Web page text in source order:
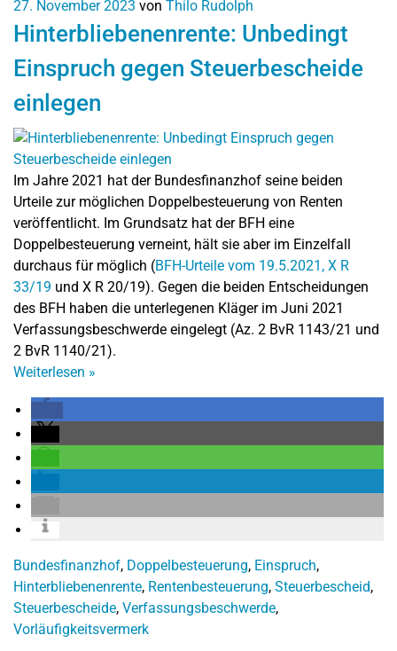
27. November 2023 von Thilo Rudolph
Hinterbliebenenrente: Unbedingt
Einspruch gegen Steuerbescheide
einlegen
Im Jahre 2021 hat der Bundesfinanzhof seine beiden
Urteile zur möglichen Doppelbesteuerung von Renten
veröffentlicht. Im Grundsatz hat der BFH eine
Doppelbesteuerung verneint, hält sie aber im Einzelfall
durchaus für möglich (BFH-Urteile vom 19.5.2021, X R
33/19 und X R 20/19). Gegen die beiden Entscheidungen
des BFH haben die unterlegenen Kläger im Juni 2021
Verfassungsbeschwerde eingelegt (Az. 2 BvR 1143/21 und
2 BvR 1140/21).
Weiterlesen »
Bundesfinanzhof, Doppelbesteuerung, Einspruch,
Hinterbliebenenrente, Rentenbesteuerung, Steuerbescheid,
Steuerbescheide, Verfassungsbeschwerde,
Vorläufigkeitsvermerk